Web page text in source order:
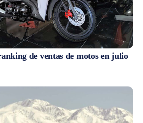
de ventas de motos en julio